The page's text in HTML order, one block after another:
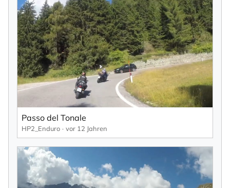
Passo del Tonale
HP2_Enduro vor 12 Jahren